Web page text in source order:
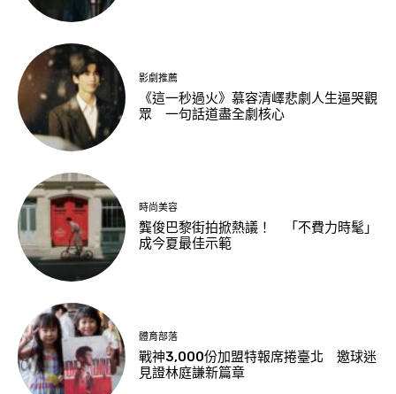
影劇推薦
《這一秒過火》慕容清嶧悲劇人生逼哭觀
眾 一句話道盡全劇核心
時尚美容
龔俊巴黎街拍掀熱議！ 「不費力時髦」
成今夏最佳示範
體育部落
戰神3,000份加盟特報席捲臺北 邀球迷
見證林庭謙新篇章